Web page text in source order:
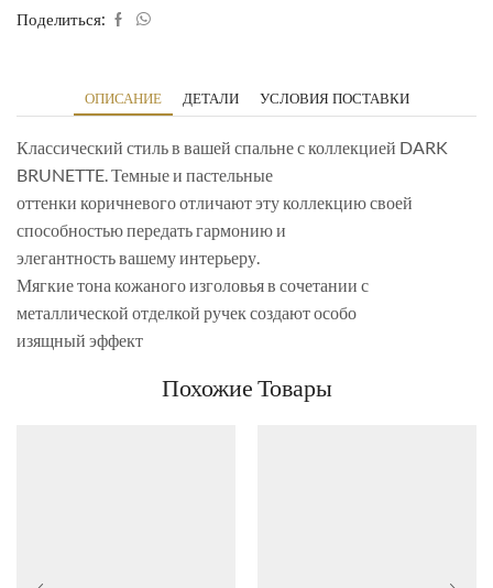
Поделиться:
ОПИСАНИЕ ДЕТАЛИ УСЛОВИЯ ПОСТАВКИ
Классический стиль в вашей спальне с коллекцией DARK
BRUNETTE. Темные и пастельные
оттенки коричневого отличают эту коллекцию своей
способностью передать гармонию и
элегантность вашему интерьеру.
Мягкие тона кожаного изголовья в сочетании с
металлической отделкой ручек создают особо
изящный эффект
Похожие Товары